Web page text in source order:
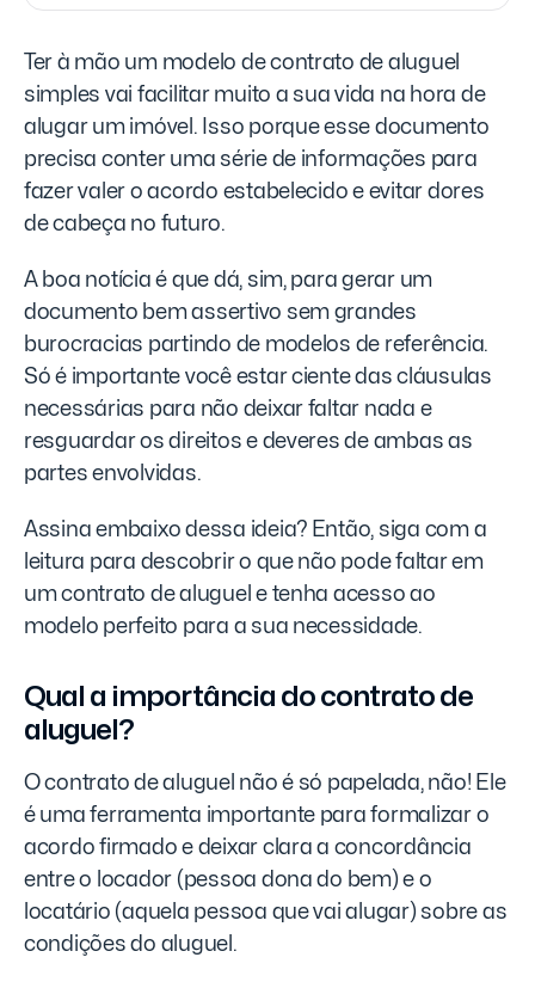
Ter à mão um modelo de contrato de aluguel
simples vai facilitar muito a sua vida na hora de
alugar um imóvel. Isso porque esse documento
precisa conter uma série de informações para
fazer valer o acordo estabelecido e evitar dores
de cabeça no futuro.
A boa notícia é que dá, sim, para gerar um
documento bem assertivo sem grandes
burocracias partindo de modelos de referência.
Só é importante você estar ciente das cláusulas
necessárias para não deixar faltar nada e
resguardar os direitos e deveres de ambas as
partes envolvidas.
Assina embaixo dessa ideia? Então, siga com a
leitura para descobrir o que não pode faltar em
um contrato de aluguel e tenha acesso ao
modelo perfeito para a sua necessidade.
Qual a importância do contrato de
aluguel?
O contrato de aluguel não é só papelada, não! Ele
é uma ferramenta importante para formalizar o
acordo firmado e deixar clara a concordância
entre o locador (pessoa dona do bem) e o
locatário (aquela pessoa que vai alugar) sobre as
condições do aluguel.